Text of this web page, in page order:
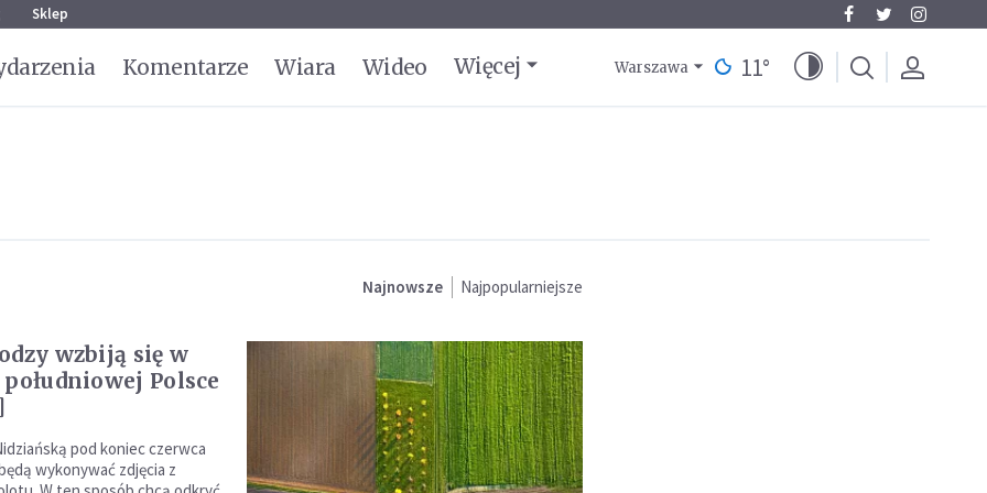
Sklep
Komentarze Wiara Wideo Więcej Warszawa 11°
Najnowsze Najpopularniejsze
wzbiją się w
Polsce
pod koniec czerwca
wykonywać zdjęcia z